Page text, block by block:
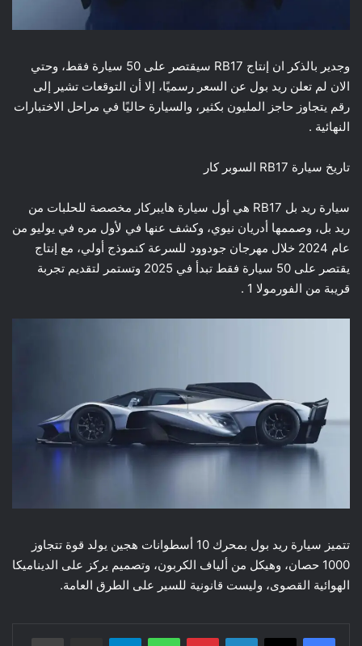
وجدير بالذكر ان إنتاج RB17 سيقتصر على 50 سيارة فقط، وحتي
الان لم تعلن ريد بول عن السعر رسميًا، إلا أن التوقعات تشير إلى
رقم يتجاوز حاجز المليون بكثير، والسيارة حاليًا في مراحل الاختبارات
النهائية .
تاريخ سيارة RB17 السوبر كار
سيارة ريد بل RB17 هي أول سيارة هايبركار مخصصة للحلبات من
ريد بل، وصممها أدريان نيوي، وكشف عنها في لأول مره في يوليو من
عام 2024 خلال مهرجان جودوود للسرعة كنموذج أولي، مع إنتاج
يقتصر على 50 سيارة فقط تبدأ في 2025 وتستمر لتقديم تجربة
قريبة من الفورمولا 1 .
تتميز سيارة ريد بول بمحرك 10 أسطوانات هجين يولد قوة تتجاوز
1000 حصان، وهيكل من ألياف الكربون، وتصميم يركز على الديناميكا
الهوائية القصوى، وليست قانونية للسير على الطرق العامة.
لينكدإن بينتيريست واتساب